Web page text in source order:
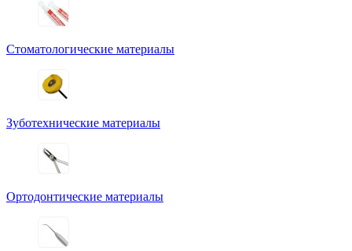
Стоматологические материалы
Зуботехнические материалы
Ортодонтические материалы